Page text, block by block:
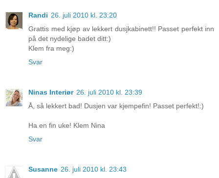
Randi 26. juli 2010 kl. 23:20
Grattis med kjøp av lekkert dusjkabinett!! Passet perfekt inn
på det nydelige badet ditt:)
Klem fra meg:)
Svar
Ninas Interiør 26. juli 2010 kl. 23:39
Å, så lekkert bad! Dusjen var kjempefin! Passet perfekt!:)
Ha en fin uke! Klem Nina
Svar
Susanne 26. juli 2010 kl. 23:43